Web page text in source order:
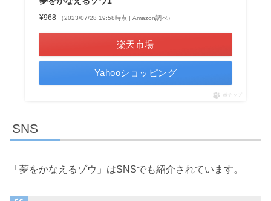
¥968 （2023/07/28 19:58時点 | Amazon調べ）
楽天市場
Yahooショッピング
ポチップ
SNS
「夢をかなえるゾウ」はSNSでも紹介されています。